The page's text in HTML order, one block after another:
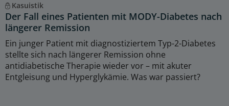
Kasuistik
Der Fall eines Patienten mit MODY-Diabetes nach
längerer Remission
Ein junger Patient mit diagnostiziertem Typ-2-Diabetes
stellte sich nach längerer Remission ohne
antidiabetische Therapie wieder vor – mit akuter
Entgleisung und Hyperglykämie. Was war passiert?